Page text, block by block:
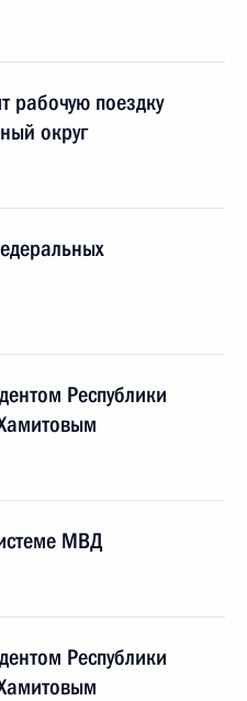
рабочую поездку
округ
Республики
МВД
Республики